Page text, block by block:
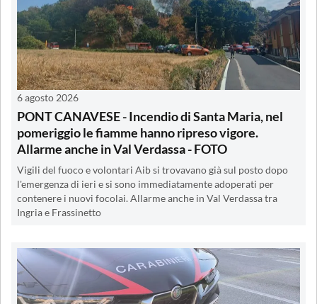
6 agosto 2026
PONT CANAVESE - Incendio di Santa Maria, nel
pomeriggio le fiamme hanno ripreso vigore.
Allarme anche in Val Verdassa - FOTO
Vigili del fuoco e volontari Aib si trovavano già sul posto dopo
l'emergenza di ieri e si sono immediatamente adoperati per
contenere i nuovi focolai. Allarme anche in Val Verdassa tra
Ingria e Frassinetto